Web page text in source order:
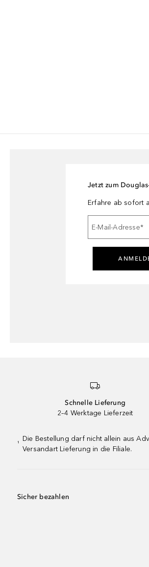
Jetzt zum
Erfahre ab sofort
E-Mail-Adresse*
Schnelle Lieferung
2–4 Werktage Lieferzeit
¹
Die Bestellung darf nicht allein aus
Versandart Lieferung in die Filiale.
Sicher bezahlen